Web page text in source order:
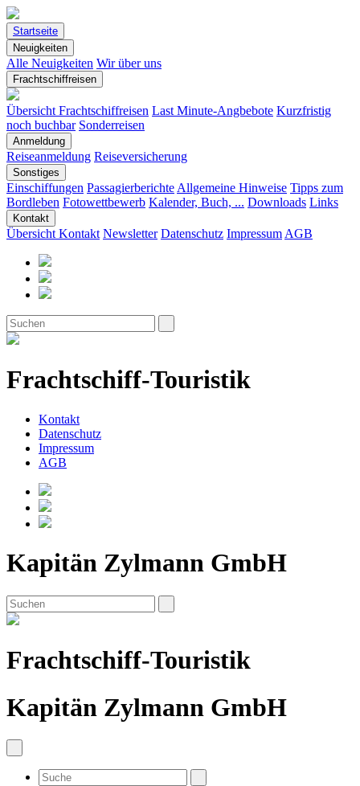
Startseite
Neuigkeiten
Alle Neuigkeiten Wir über uns
Frachtschiffreisen
Übersicht Frachtschiffreisen Last Minute-Angbebote Kurzfristig
noch buchbar Sonderreisen
Anmeldung
Reiseanmeldung Reiseversicherung
Sonstiges
Einschiffungen Passagierberichte Allgemeine Hinweise Tipps zum
Bordleben Fotowettbewerb Kalender, Buch, ... Downloads Links
Kontakt
Übersicht Kontakt Newsletter Datenschutz Impressum AGB
Frachtschiff-Touristik
Kontakt
Datenschutz
Impressum
AGB
Kapitän Zylmann GmbH
Frachtschiff-Touristik
Kapitän Zylmann GmbH